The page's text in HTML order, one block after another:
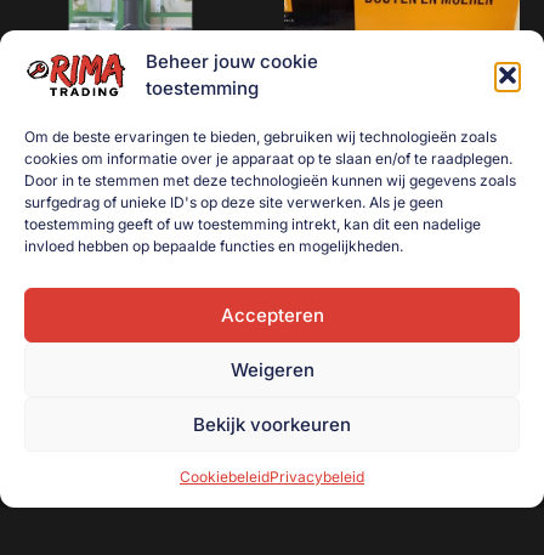
Beheer jouw cookie
toestemming
Om de beste ervaringen te bieden, gebruiken wij technologieën zoals
cookies om informatie over je apparaat op te slaan en/of te raadplegen.
Door in te stemmen met deze technologieën kunnen wij gegevens zoals
surfgedrag of unieke ID's op deze site verwerken. Als je geen
toestemming geeft of uw toestemming intrekt, kan dit een nadelige
invloed hebben op bepaalde functies en mogelijkheden.
Accepteren
Weigeren
Bekijk voorkeuren
CookiebeleidPrivacybeleid
Schakelkastsleutel /
paaltjessleutel universeel
4-weg
Bouten en moeren kast
1001-delig
€ 19,50
Toevoegen aan
winkelwagen